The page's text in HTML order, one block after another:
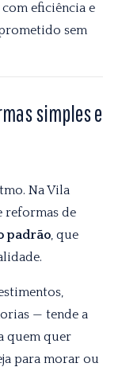
eficiência e
sem
simples e
Na Vila
reformas de
padrão , que
— tende a
quem quer
para morar ou